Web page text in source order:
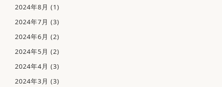
2024年8月 (1)
2024年7月 (3)
2024年6月 (2)
2024年5月 (2)
2024年4月 (3)
2024年3月 (3)